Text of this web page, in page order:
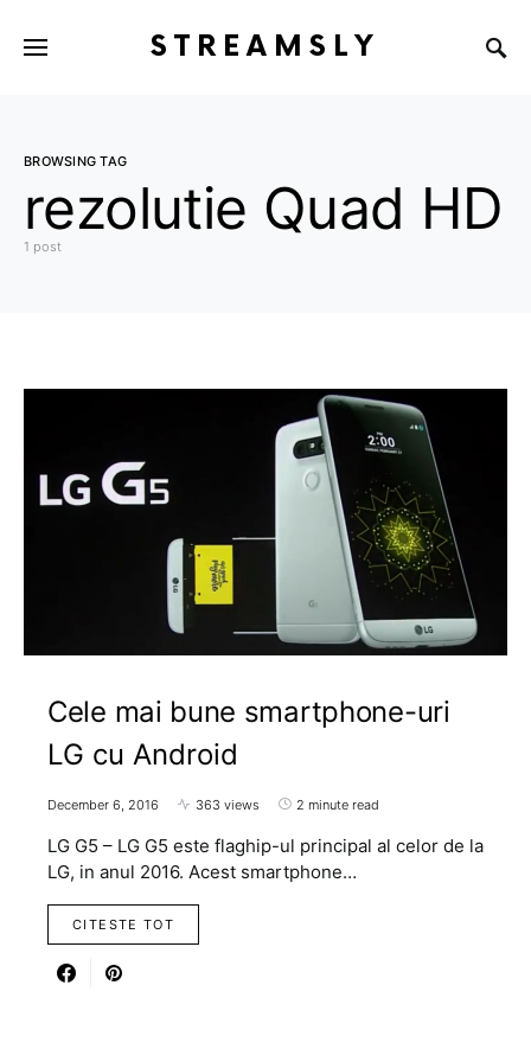
STREAMSLY
BROWSING TAG
rezolutie Quad HD
1 post
Cele mai bune smartphone-uri
LG cu Android
December 6, 2016 363 views 2 minute read
LG G5 – LG G5 este flaghip-ul principal al celor de la
LG, in anul 2016. Acest smartphone…
CITESTE TOT